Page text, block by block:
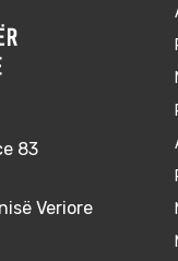
83
Veriore